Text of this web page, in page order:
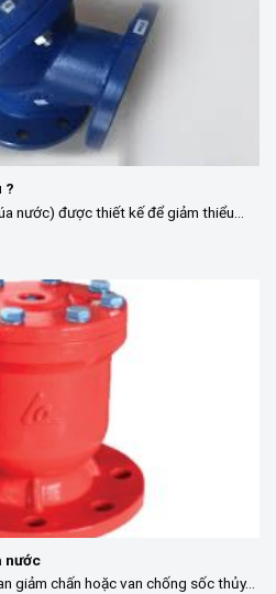
?
nước) được thiết kế để giảm thiểu...
nước
giảm chấn hoặc van chống sốc thủy...